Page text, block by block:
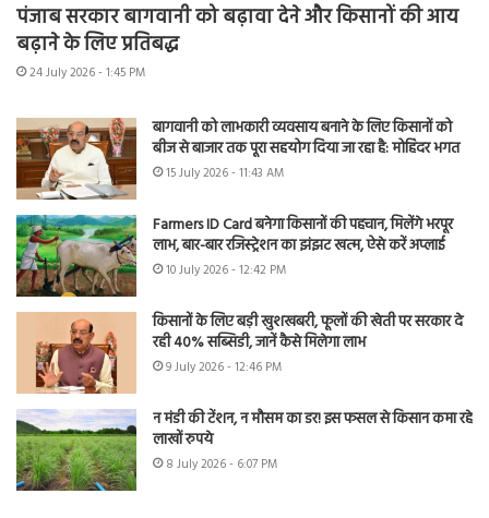
पंजाब सरकार बागवानी को बढ़ावा देने और किसानों की आय
बढ़ाने के लिए प्रतिबद्ध
24 July 2026 - 1:45 PM
बागवानी को लाभकारी व्यवसाय बनाने के लिए किसानों को
बीज से बाजार तक पूरा सहयोग दिया जा रहा है: मोहिंदर भगत
15 July 2026 - 11:43 AM
Farmers ID Card बनेगा किसानों की पहचान, मिलेंगे भरपूर
लाभ, बार-बार रजिस्ट्रेशन का झंझट खत्म, ऐसे करें अप्लाई
10 July 2026 - 12:42 PM
किसानों के लिए बड़ी खुशखबरी, फूलों की खेती पर सरकार दे
रही 40% सब्सिडी, जानें कैसे मिलेगा लाभ
9 July 2026 - 12:46 PM
न मंडी की टेंशन, न मौसम का डर! इस फसल से किसान कमा रहे
लाखों रुपये
8 July 2026 - 6:07 PM